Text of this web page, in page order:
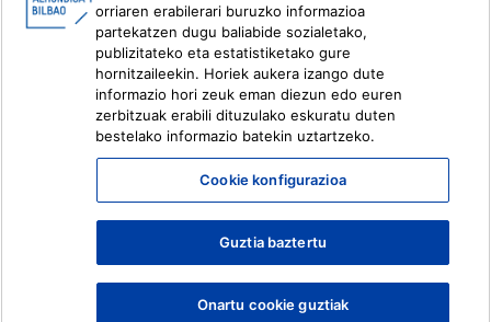
Lege informazioa Barneko Informazio Sistema
orriaren erabilerari buruzko informazioa
partekatzen dugu baliabide sozialetako,
publizitateko eta estatistiketako gure
hornitzaileekin. Horiek aukera izango dute
informazio hori zeuk eman diezun edo euren
zerbitzuak erabili dituzulako eskuratu duten
bestelako informazio batekin uztartzeko.
Cookie konfigurazioa
Guztia baztertu
Onartu cookie guztiak